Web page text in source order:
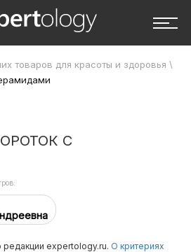
товаров для красоты и здоровья \
С
expertology.ru. О критериях